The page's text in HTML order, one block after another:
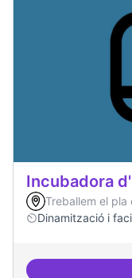
Incubadora
Treballem el
Dinamització i